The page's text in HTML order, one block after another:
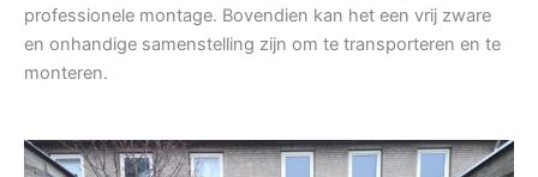
professionele montage. Bovendien kan het een vrij zware
en onhandige samenstelling zijn om te transporteren en te
monteren.